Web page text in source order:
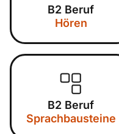
B2 Beruf
Hören
B2 Beruf
Sprachbausteine